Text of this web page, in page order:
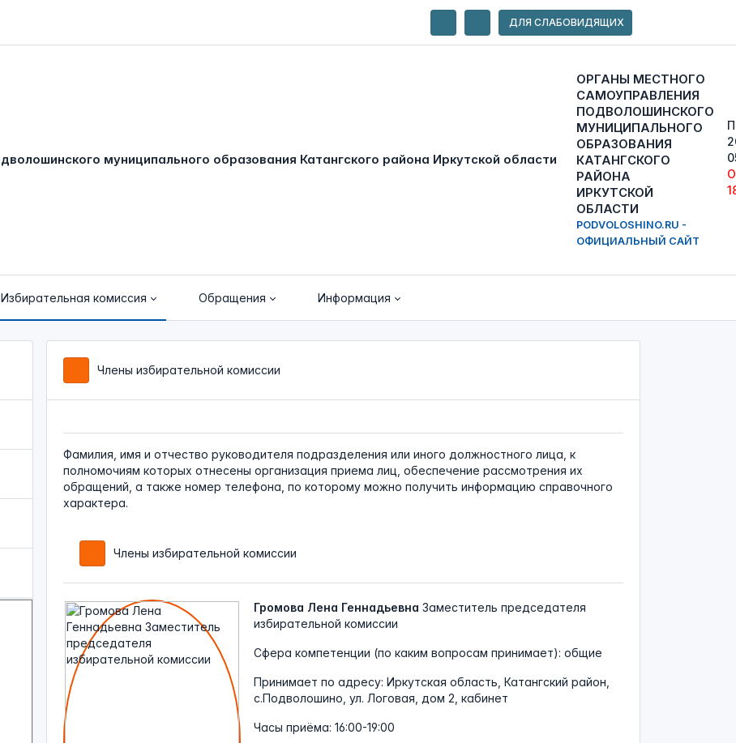
ДЛЯ СЛАБОВИДЯЩИХ
ОРГАНЫ МЕСТНОГО
САМОУПРАВЛЕНИЯ
ПОДВОЛОШИНСКОГО
МУНИЦИПАЛЬНОГО
ОБРАЗОВАНИЯ
КАТАНГСКОГО
РАЙОНА
ИРКУТСКОЙ
ОБЛАСТИ
PODVOLOSHINO.RU -
ОФИЦИАЛЬНЫЙ САЙТ
Избирательная комиссия Обращения Информация
Члены избирательной комиссии
Фамилия, имя и отчество руководителя подразделения или иного должностного лица, к
полномочиям которых отнесены организация приема лиц, обеспечение рассмотрения их
обращений, а также номер телефона, по которому можно получить информацию справочного
характера.
Члены избирательной комиссии
Громова Лена Геннадьевна Заместитель председателя
избирательной комиссии
Сфера компетенции (по каким вопросам принимает): общие
Принимает по адресу:Иркутская область, Катангский район,
с.Подволошино, ул. Логовая, дом 2, кабинет
Часыприёма: 16:00-19:00